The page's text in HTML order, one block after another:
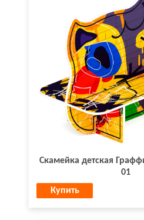
Скамейка детская
01
Купить